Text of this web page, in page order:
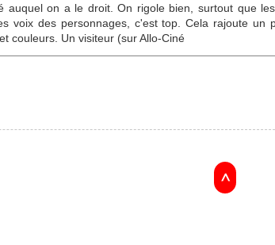
auquel on a le droit. On rigole bien, surtout que
voix des personnages, c'est top. Cela rajoute
couleurs. Un visiteur (sur Allo-Ciné
>